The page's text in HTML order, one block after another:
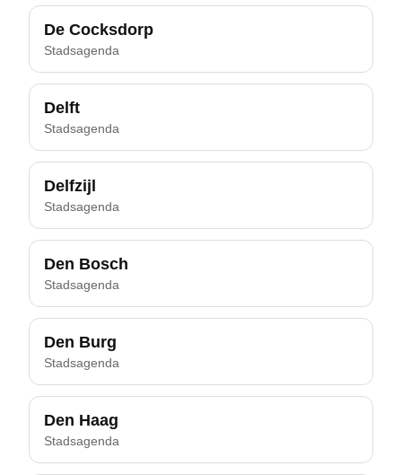
De Cocksdorp
Stadsagenda
Delft
Stadsagenda
Delfzijl
Stadsagenda
Den Bosch
Stadsagenda
Den Burg
Stadsagenda
Den Haag
Stadsagenda